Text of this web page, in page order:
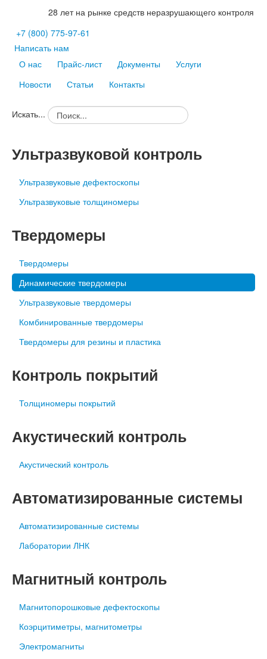
28 лет на рынке средств неразрушающего контроля
+7 (800) 775-97-61
Написать нам
О нас
Прайс-лист Документы
Услуги
Новости
Статьи Контакты
Искать...
Ультразвуковой контроль
Ультразвуковые дефектоскопы
Ультразвуковые толщиномеры
Твердомеры
Твердомеры
Динамические твердомеры
Ультразвуковые твердомеры
Комбинированные твердомеры
Твердомеры для резины и пластика
Контроль покрытий
Толщиномеры покрытий
Акустический контроль
Акустический контроль
Автоматизированные системы
Автоматизированные системы
Лаборатории ЛНК
Магнитный контроль
Магнитопорошковые дефектоскопы
Коэрцитиметры, магнитометры
Электромагниты